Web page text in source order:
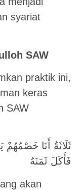
syariat
SAW
praktik ini,
keras
SAW
ثَلَاثَةٌ أَنَا خَصْمُهُمْ
فَأَكَلَ ثَمَنَهُ
akan